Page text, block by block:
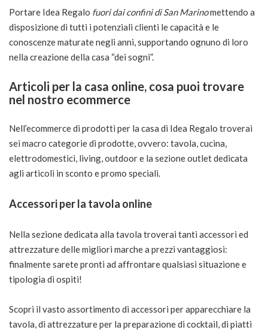
Portare Idea Regalo fuori dai confini di San Marinomettendo a
disposizione di tutti i potenziali clienti le capacità e le
conoscenze maturate negli anni, supportando ognuno di loro
nella creazione della casa “dei sogni”.
Articoli per la casa online, cosa puoi trovare
nel nostro ecommerce
Nell’ecommerce di prodotti per la casa di Idea Regalo troverai
sei macro categorie di prodotte, ovvero: tavola, cucina,
elettrodomestici, living, outdoor e la sezione outlet dedicata
agli articoli in sconto e promo speciali.
Accessori per la tavola online
Nella sezione dedicata alla tavola troverai tanti accessori ed
attrezzature delle migliori marche a prezzi vantaggiosi:
finalmente sarete pronti ad affrontare qualsiasi situazione e
tipologia di ospiti!
Scopri il vasto assortimento di accessori per apparecchiare la
tavola, di attrezzature per la preparazione di cocktail, di piatti